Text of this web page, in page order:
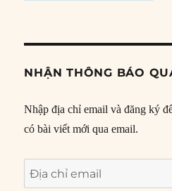
NHẬN THÔNG BÁO
Nhập địa chỉ email và đăng ký
có bài viết mới qua email.
Địa
chỉ